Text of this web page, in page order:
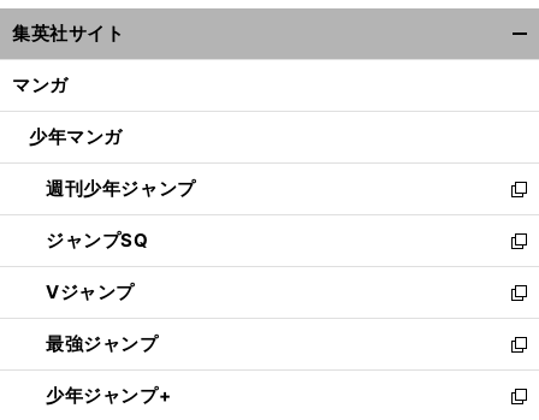
ウ
ィ
ン
ウ
開
く
集英社サイト
マンガ
少年マンガ
週刊少年ジャンプ
新
し
い
ウ
ィ
ン
ド
ウ
で
ジャンプSQ
新
し
い
ウ
ィ
ン
ド
Vジャンプ
新
し
い
ウ
ィ
最強ジャンプ
新
し
い
少年ジャンプ+
新